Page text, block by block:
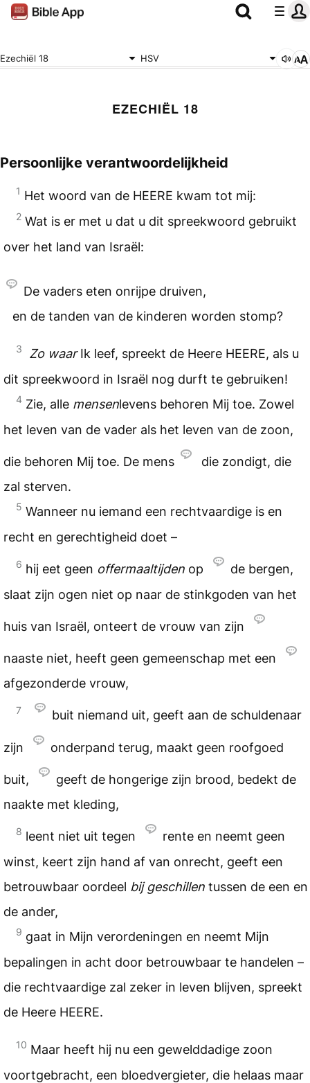
Ezechiël 18 HSV
EZECHIËL 18
Persoonlijke verantwoordelijkheid
1 Het woord van de HEERE kwam tot mij:
2 Wat is er met u dat u dit spreekwoord gebruikt
over het land van Israël:
De vaders eten onrijpe druiven,
en de tanden van de kinderen worden stomp?
3 Zo waarIk leef, spreekt de Heere HEERE, als u
dit spreekwoord in Israël nog durft te gebruiken!
4 Zie, alle mensenlevens behoren Mij toe. Zowel
het leven van de vader als het leven van de zoon,
die behoren Mij toe. De mens
die zondigt, die
zal sterven.
5 Wanneer nu iemand een rechtvaardige is en
recht en gerechtigheid doet –
6 hij eet geen offermaaltijden op
de bergen,
slaat zijn ogen niet op naar de stinkgoden van het
huis van Israël, onteert de vrouw van zijn
naaste niet, heeft geen gemeenschap met een
afgezonderde vrouw,
7 buit niemand uit, geeft aan de schuldenaar
zijn onderpand terug, maakt geen roofgoed
buit,
geeft de hongerige zijn brood, bedekt de
naakte met kleding,
8 leent niet uit tegen
rente en neemt geen
winst, keert zijn hand af van onrecht, geeft een
betrouwbaar oordeel bij geschillen tussen de een en
de ander,
9 gaat in Mijn verordeningen en neemt Mijn
bepalingen in acht door betrouwbaar te handelen –
die rechtvaardige zal zeker in leven blijven, spreekt
de Heere HEERE.
10 Maar heeft hij nu een gewelddadige zoon
voortgebracht, een bloedvergieter, die helaas maar